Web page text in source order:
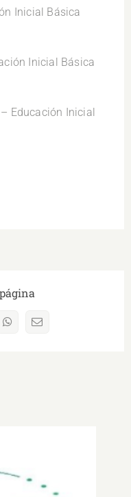
Inicial Básica
Inicial Básica
– Educación Inicial
WhatsAppCorreo